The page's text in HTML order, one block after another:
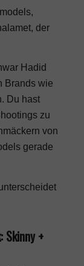
der
Hadid
Brands wie
. Du hast
zu
von
gerade
Skinny +